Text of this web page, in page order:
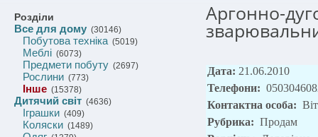
Розділи
Все для дому (30146)
Побутова техніка(5019)
Меблі (6073)
Предмети побуту (2697)
Рослини (773)
Інше (15378)
Дитячий світ (4636)
Іграшки (409)
Коляски (1489)
Аргонно-
Дата: 21.06.2010
Телефони:
Контактна особа:
Рубрика: Продам